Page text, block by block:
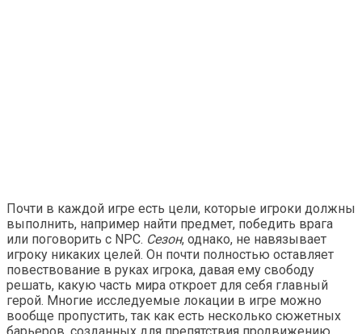
Почти в каждой игре есть цели, которые игроки должны
выполнить, например найти предмет, победить врага
или поговорить с NPC. Сезон, однако, не навязывает
игроку никаких целей. Он почти полностью оставляет
повествование в руках игрока, давая ему свободу
решать, какую часть мира откроет для себя главный
герой. Многие исследуемые локации в игре можно
вообще пропустить, так как есть несколько сюжетных